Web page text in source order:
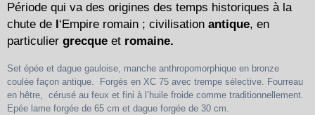
Période qui va des origines des temps historiques à la
chute de ‘Empire romain ; civilisation antique, en
particulier grecque et romaine.
Set épée et dague gauloise, manche anthropomorphique en bronze
coulée façon antique. Forgés en XC 75 avec trempe sélective. Fourreau
en hêtre, cérusé au feux et fini à l’huile froide comme traditionnellement.
Epée lame forgée de 65 cm et dague forgée de 30 cm.